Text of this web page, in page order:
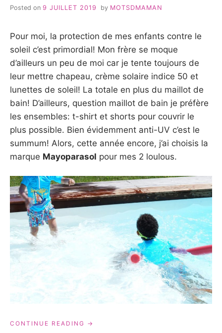
Posted on 9 JUILLET 2019 by MOTSDMAMAN
Pour moi, la protection de mes enfants contre le
soleil c’est primordial! Mon frère se moque
d’ailleurs un peu de moi car je tente toujours de
leur mettre chapeau, crème solaire indice 50 et
lunettes de soleil! La totale en plus du maillot de
bain! D’ailleurs, question maillot de bain je préfère
les ensembles: t-shirt et shorts pour couvrir le
plus possible. Bien évidemment anti-UV c’est le
summum! Alors, cette année encore, j’ai choisis la
marque Mayoparasol pour mes 2 loulous.
CONTINUE READING « MAYOPARASOL